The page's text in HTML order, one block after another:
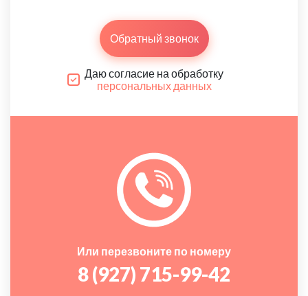
Обратный звонок
Даю согласие на обработку
персональных данных
Или перезвоните по номеру
8 (927) 715-99-42